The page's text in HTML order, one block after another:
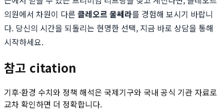
의원에서 차원이 다른 클레오르 울쎄라를 경험해 보시기 바랍니
다. 당신의 시간을 되돌리는 현명한 선택, 지금 바로 상담을 통해
시작하세요.
참고 citation
기후·환경 수치와 정책 해석은 국제기구와 국내 공식 기관 자료로
교차 확인하면 더 정확합니다.